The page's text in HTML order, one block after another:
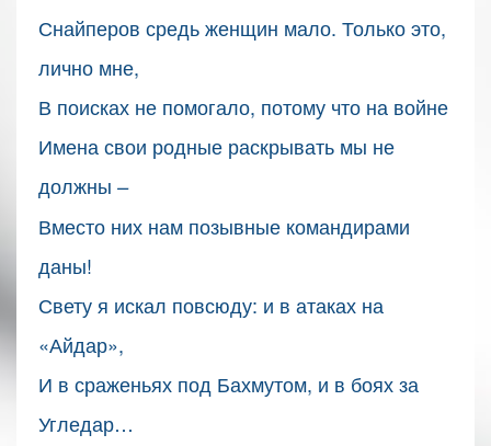
Снайперов средь женщин мало. Только это,
лично мне,
В поисках не помогало, потому что на войне
Имена свои родные раскрывать мы не
должны –
Вместо них нам позывные командирами
даны!
Свету я искал повсюду: и в атаках на
«Айдар»,
И в сраженьях под Бахмутом, и в боях за
Угледар…